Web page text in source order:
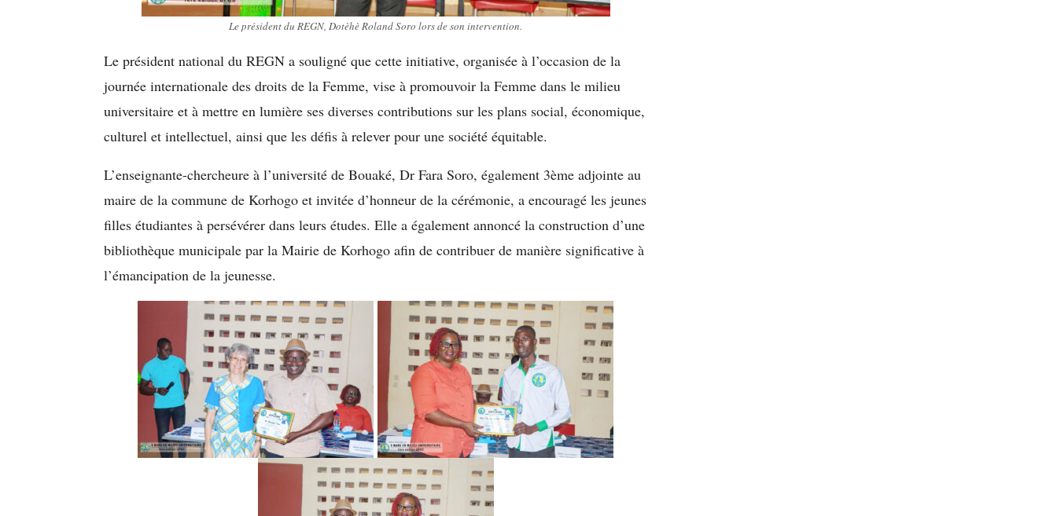
Le président du REGN, Dotèhè Roland Soro lors de son intervention.
Le président national du REGN a souligné que cette initiative, organisée à l’occasion de la
journée internationale des droits de la Femme, vise à promouvoir la Femme dans le milieu
universitaire et à mettre en lumière ses diverses contributions sur les plans social, économique,
culturel et intellectuel, ainsi que les défis à relever pour une société équitable.
L’enseignante-chercheure à l’université de Bouaké, Dr Fara Soro, également 3ème adjointe au
maire de la commune de Korhogo et invitée d’honneur de la cérémonie, a encouragé les jeunes
filles étudiantes à persévérer dans leurs études. Elle a également annoncé la construction d’une
bibliothèque municipale par la Mairie de Korhogo afin de contribuer de manière significative à
l’émancipation de la jeunesse.